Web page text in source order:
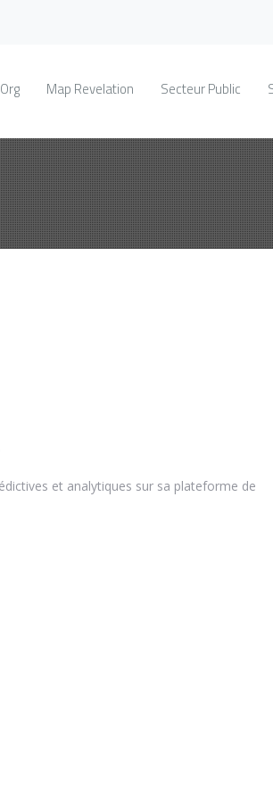
Map Revelation Secteur Public
et analytiques sur sa plateforme de